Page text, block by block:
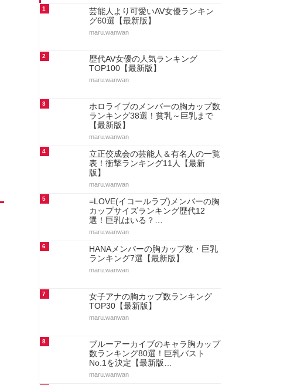
1
芸能人より可愛いAV女優ランキン
グ60選【最新版】
maru.wanwan
2
歴代AV女優の人気ランキング
TOP100【最新版】
maru.wanwan
3
ホロライブのメンバーの胸カップ数
ランキング38選！貧乳～巨乳まで
【最新版】
maru.wanwan
4
立正佼成会の芸能人＆有名人の一覧
表！衝撃ランキング11人【最新
版】
maru.wanwan
5
=LOVE(イコールラブ)メンバーの胸
カップサイズランキング歴代12
選！巨乳はいる？…
maru.wanwan
6
HANAメンバーの胸カップ数・巨乳
ランキング7選【最新版】
maru.wanwan
7
女子アナの胸カップ数ランキング
TOP30【最新版】
maru.wanwan
8
ブルーアーカイブのキャラ胸カップ
数ランキング80選！巨乳バスト
No.1を決定【最新版…
maru.wanwan